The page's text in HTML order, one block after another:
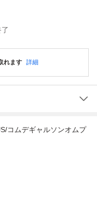
れます 詳細
コムデギャルソンオムプ